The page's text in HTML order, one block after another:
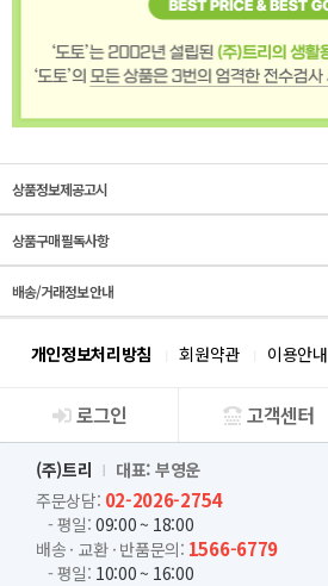
상품정보제공고시
상품구매 필독사항
배송/거래정보 안내
개인정보처리방침 회원약관 이용안내
회사소개
로그인 고객센터
(주)트리
대표: 부영운
주문상담: 02-2026-2754
- 평일: 09:00 ~ 18:00
배송 · 교환 · 반품문의: 1566-6779
- 평일: 10:00 ~ 16:00